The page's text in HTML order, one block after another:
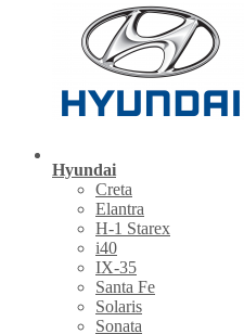
Hyundai
Creta
Elantra
H-1 Starex
i40
IX-35
Santa Fe
Solaris
Sonata